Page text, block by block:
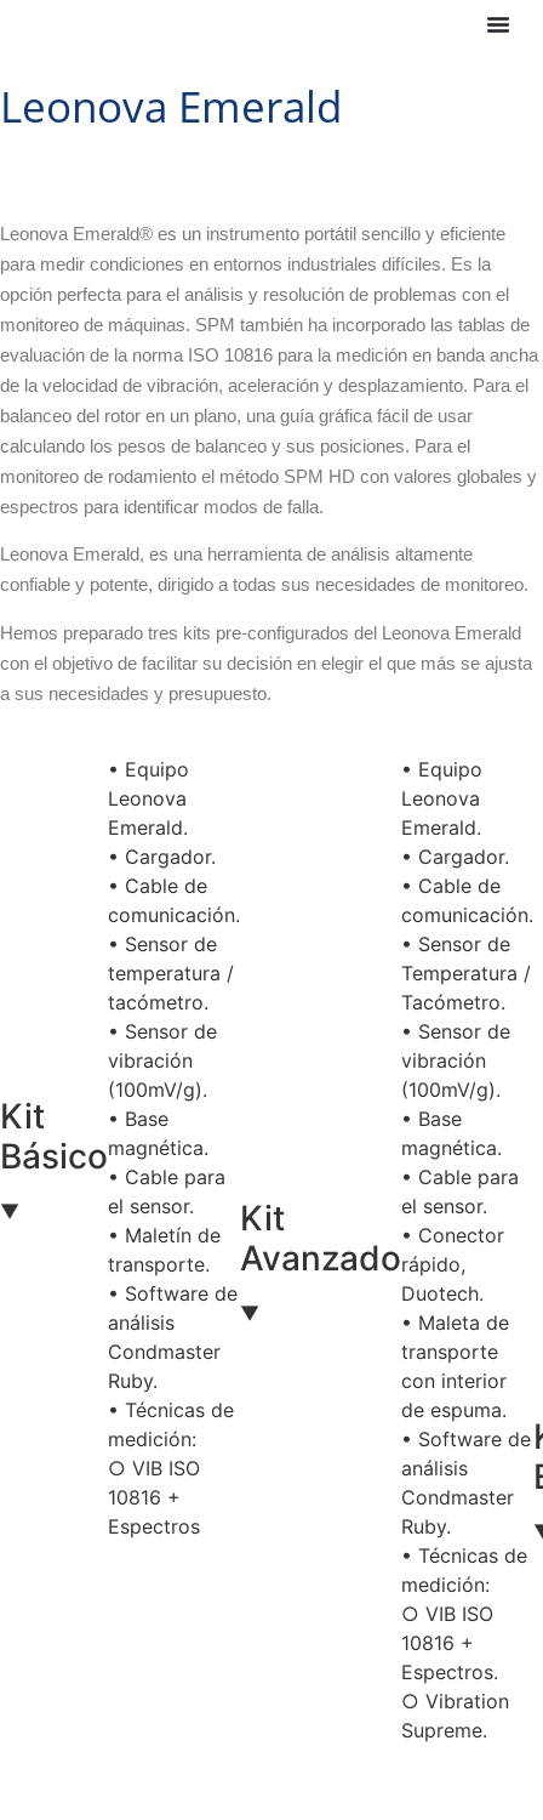
Leonova Emerald
Leonova Emerald® es un instrumento portátil sencillo y eficiente
para medir condiciones en entornos industriales difíciles. Es la
opción perfecta para el análisis y resolución de problemas con el
monitoreo de máquinas. SPM también ha incorporado las tablas de
evaluación de la norma ISO 10816 para la medición en banda ancha
de la velocidad de vibración, aceleración y desplazamiento. Para el
balanceo del rotor en un plano, una guía gráfica fácil de usar
calculando los pesos de balanceo y sus posiciones. Para el
monitoreo de rodamiento el método SPM HD con valores globales y
espectros para identificar modos de falla.
Leonova Emerald, es una herramienta de análisis altamente
confiable y potente, dirigido a todas sus necesidades de monitoreo.
Hemos preparado tres kits pre-configurados del Leonova Emerald
con el objetivo de facilitar su decisión en elegir el que más se ajusta
a sus necesidades y presupuesto.
Kit
Básico
▼
• Equipo
Leonova
Emerald.
• Cargador.
• Cable de
comunicación.
• Sensor de
temperatura /
tacómetro.
• Sensor de
vibración
(100mV/g).
• Base
magnética.
• Cable para
el sensor.
• Maletín de
transporte.
• Software de
análisis
Condmaster
Ruby.
• Técnicas de
medición:
○ VIB ISO
10816 +
Espectros
Kit
Avanzado
▼
• Equipo
Leonova
Emerald.
• Cargador.
• Cable de
comunicación.
• Sensor de
Temperatura /
Tacómetro.
• Sensor de
vibración
(100mV/g).
• Base
magnética.
• Cable para
el sensor.
• Conector
rápido,
Duotech.
• Maleta de
transporte
con interior
de espuma.
• Software de
análisis
Condmaster
Ruby.
• Técnicas de
medición:
○ VIB ISO
10816 +
Espectros.
○ Vibration
Supreme.